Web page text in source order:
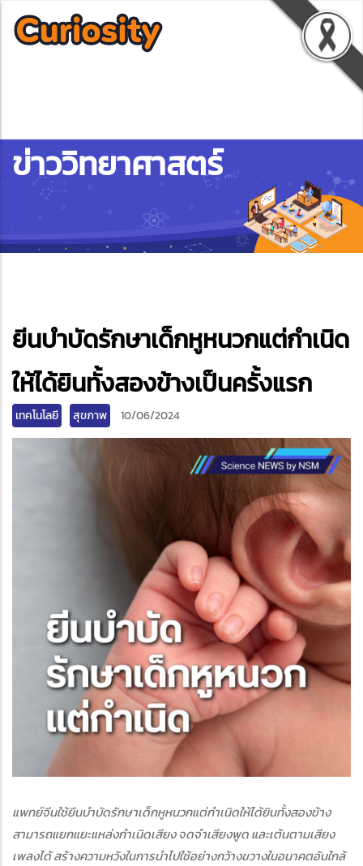
ข่าววิทยาศาสตร์
ยีนบำบัดรักษาเด็กหูหนวกแต่กำเนิด
ให้ได้ยินทั้งสองข้างเป็นครั้งแรก
เทคโนโลยี สุขภาพ 10/06/2024
แพทย์จีนใช้ยีนบำบัดรักษาเด็กหูหนวกแต่กำเนิดให้ได้ยินทั้งสองข้าง
สามารถแยกแยะแหล่งกําเนิดเสียง จดจําเสียงพูด และเต้นตามเสียง
เพลงได้ สร้างความหวังในการนำไปใช้อย่างกว้างขวางในอนาคตอันใกล้